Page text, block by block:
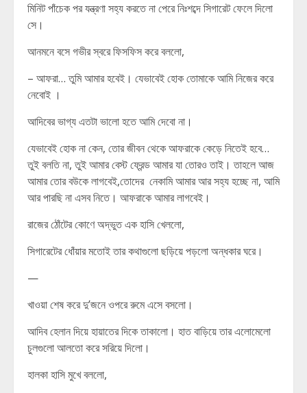
মিনিট পাঁচেক পর যন্ত্রণা সহ্য করতে না পেরে নিঃশব্দে সিগারেট ফেলে দিলো
সে।
আনমনে বসে গভীর স্বরে ফিসফিস করে বললো,
– আফরা… তুমি আমার হবেই। যেভাবেই হোক তোমাকে আমি নিজের করে
নেবোই ।
আদিবের ভাগ্য এতটা ভালো হতে আমি দেবো না।
যেভাবেই হোক না কেন, তোর জীবন থেকে আফরাকে কেড়ে নিতেই হবে…
তুই বলতি না, তুই আমার বেস্ট ফ্রেন্ড আমার যা তোরও তাই। তাহলে আজ
আমার তোর বউকে লাগবেই,তোদের নেকামি আমার আর সহ্য হচ্ছে না, আমি
আর পারছি না এসব নিতে। আফরাকে আমার লাগবেই।
রাজের ঠোঁটের কোণে অদ্ভুত এক হাসি খেললো,
সিগারেটের ধোঁয়ার মতোই তার কথাগুলো ছড়িয়ে পড়লো অন্ধকার ঘরে।
—
খাওয়া শেষ করে দু’জনে ওপরে রুমে এসে বসলো।
আদিব হেলান দিয়ে হায়াতের দিকে তাকালো। হাত বাড়িয়ে তার এলোমেলো
চুলগুলো আলতো করে সরিয়ে দিলো।
হালকা হাসি মুখে বললো,